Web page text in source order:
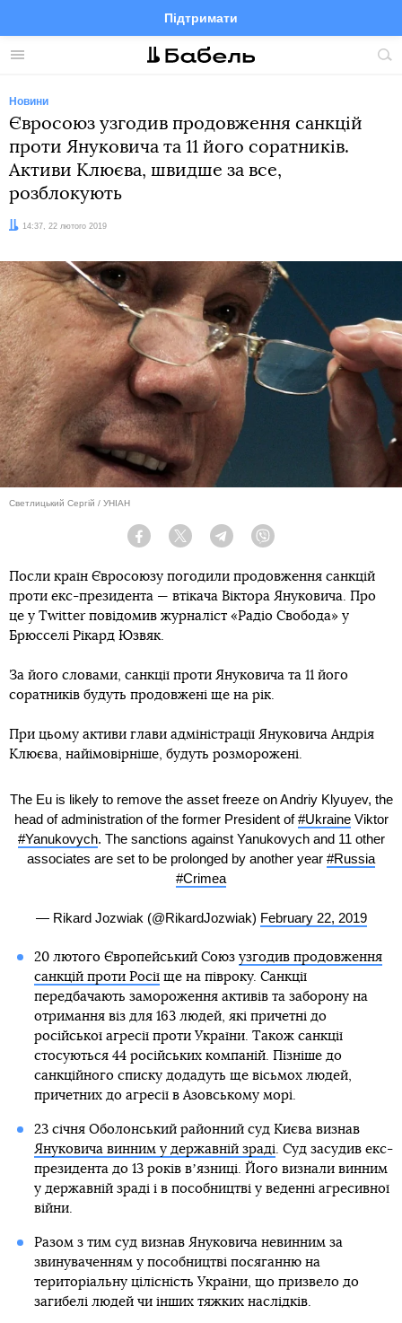
Меню
Підтримати
FacebookTelegramTwitter
Новини
Євросоюз узгодив продовження санкцій
проти Януковича та 11 його соратників.
Активи Клюєва, швидше за все,
розблокують
Дата:14:37, 22 лютого 2019
Светлицький Сергій / УНІАН
Facebook Twitter Telegram
Посли країн Євросоюзу погодили продовження санкцій
проти екс-президента — втікача Віктора Януковича. Про
це у Twitter повідомив журналіст «Радіо Свобода» у
Брюсселі Рікард Юзвяк.
За його словами, санкції проти Януковича та 11 його
соратників будуть продовжені ще на рік.
При цьому активи глави адміністрації Януковича Андрія
Клюєва, найімовірніше, будуть розморожені.
The Eu is likely to remove the asset freeze on Andriy Klyuyev, the
head of administration of the former President of#UkraineViktor
#Yanukovych. The sanctions against Yanukovych and 11 other
associates are set to be prolonged by another year #Russia
#Crimea
— Rikard Jozwiak (@RikardJozwiak) February 22, 2019
20 лютого Європейський Союз узгодив продовження
санкцій проти Росіїще на півроку. Санкції
передбачають замороження активів та заборону на
отримання віз для 163 людей, які причетні до
російської агресії проти України. Також санкції
стосуються 44 російських компаній. Пізніше до
санкційного списку додадуть ще вісьмох людей,
причетних до агресії в Азовському морі.
23 січня Оболонський районний суд Києва визнав
Януковича винним у державній зраді. Суд засудив екс-
президента до 13 років вʼязниці. Його визнали винним
у державній зраді і в пособництві у веденні агресивної
війни.
Разом з тим суд визнав Януковича невинним за
звинуваченням у пособництві посяганню на
територіальну цілісність України, що призвело до
загибелі людей чи інших тяжких наслідків.